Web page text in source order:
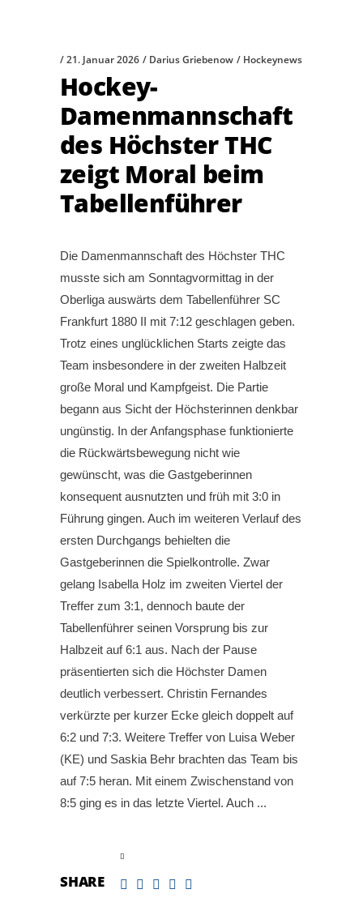
21. Januar 2026 Darius Griebenow Hockeynews
Hockey-
Damenmannschaft
des Höchster THC
zeigt Moral beim
Tabellenführer
Die Damenmannschaft des Höchster THC
musste sich am Sonntagvormittag in der
Oberliga auswärts dem Tabellenführer SC
Frankfurt 1880 II mit 7:12 geschlagen geben.
Trotz eines unglücklichen Starts zeigte das
Team insbesondere in der zweiten Halbzeit
große Moral und Kampfgeist. Die Partie
begann aus Sicht der Höchsterinnen denkbar
ungünstig. In der Anfangsphase funktionierte
die Rückwärtsbewegung nicht wie
gewünscht, was die Gastgeberinnen
konsequent ausnutzten und früh mit 3:0 in
Führung gingen. Auch im weiteren Verlauf des
ersten Durchgangs behielten die
Gastgeberinnen die Spielkontrolle. Zwar
gelang Isabella Holz im zweiten Viertel der
Treffer zum 3:1, dennoch baute der
Tabellenführer seinen Vorsprung bis zur
Halbzeit auf 6:1 aus. Nach der Pause
präsentierten sich die Höchster Damen
deutlich verbessert. Christin Fernandes
verkürzte per kurzer Ecke gleich doppelt auf
6:2 und 7:3. Weitere Treffer von Luisa Weber
(KE) und Saskia Behr brachten das Team bis
auf 7:5 heran. Mit einem Zwischenstand von
8:5 ging es in das letzte Viertel. Auch
SHARE